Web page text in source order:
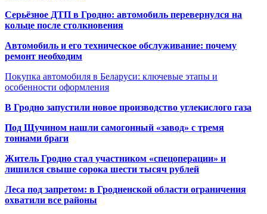
Серьёзное ДТП в Гродно: автомобиль перевернулся на
кольце после столкновения
Автомобиль и его техническое обслуживание: почему
ремонт необходим
Покупка автомобиля в Беларуси: ключевые этапы и
особенности оформления
В Гродно запустили новое производство углекислого газа
Под Щучином нашли самогонный «завод» с тремя
тоннами браги
Житель Гродно стал участником «спецоперации» и
лишился свыше сорока шести тысяч рублей
Леса под запретом: в Гродненской области ограничения
охватили все районы